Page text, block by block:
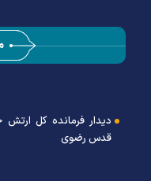
دیدار فرمانده کل ارتش
قدس رضوی